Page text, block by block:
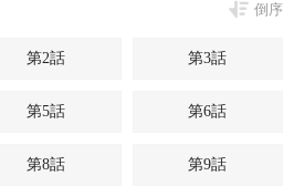
倒序
第2話 第3話
第5話 第6話
第8話 第9話